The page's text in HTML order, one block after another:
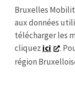
Bruxelles
aux données
télécharger les
cliquez ici
.
région